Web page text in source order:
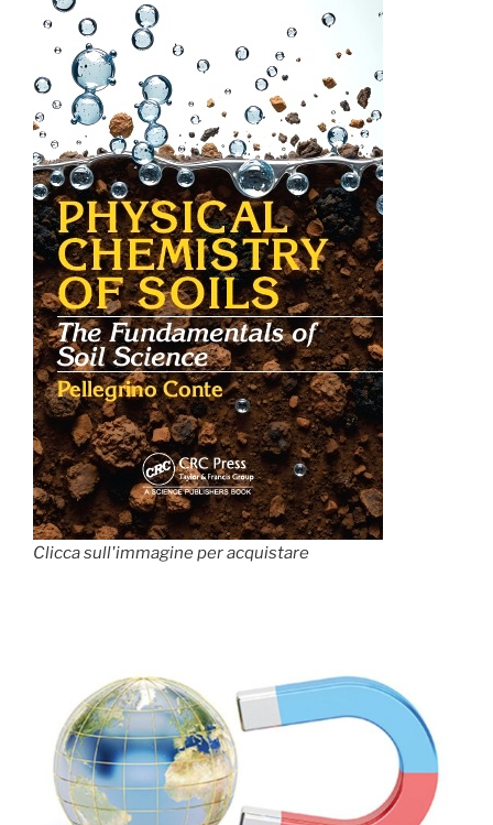
Clicca sull'immagine per acquistare